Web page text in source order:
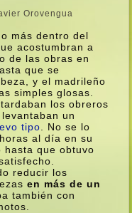
Orovengua
más dentro del
acostumbran a
de las obras en
que se
y el madrileño
simples glosas.
los obreros
un
tipo
No se lo
al dí­a en su
hasta que obtuvo
reducir los
en más de un
también con